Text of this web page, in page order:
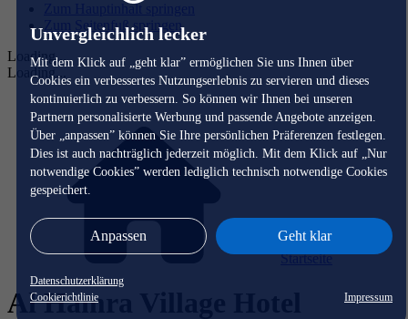
Unvergleichlich lecker
Mit dem Klick auf „geht klar” ermöglichen Sie uns Ihnen über
Cookies ein verbessertes Nutzungserlebnis zu servieren und dieses
kontinuierlich zu verbessern. So können wir Ihnen bei unseren
Partnern personalisierte Werbung und passende Angebote anzeigen.
Über „anpassen” können Sie Ihre persönlichen Präferenzen festlegen.
Dies ist auch nachträglich jederzeit möglich. Mit dem Klick auf „Nur
notwendige Cookies” werden lediglich technisch notwendige Cookies
gespeichert.
Anpassen Geht klar
Datenschutzerklärung
Cookierichtlinie
Impressum
Zum Hauptinhalt springen
Zum Seitenfuß springen
Loading...
Loading...
Startseite
Al Hamra Village Hotel